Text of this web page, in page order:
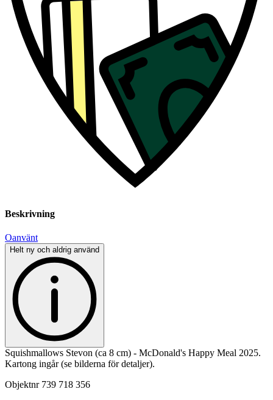
Beskrivning
Oanvänt
Helt ny och aldrig använd
Squishmallows Stevon (ca 8 cm) - McDonald's Happy Meal 2025.
Kartong ingår (se bilderna för detaljer).
Objektnr 739 718 356